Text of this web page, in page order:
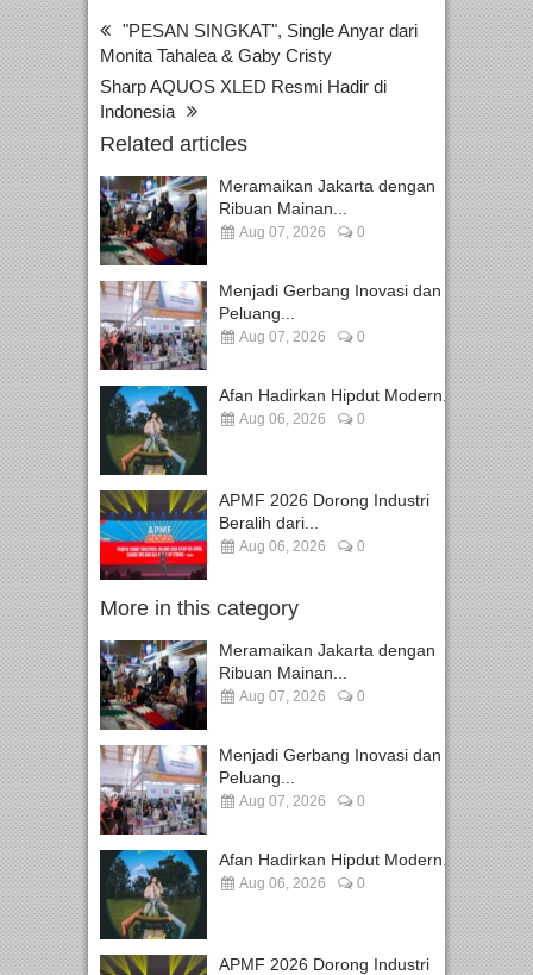
"PESAN SINGKAT", Single Anyar dari
Monita Tahalea & Gaby Cristy
Sharp AQUOS XLED Resmi Hadir di
Indonesia
Related articles
Meramaikan Jakarta dengan
Ribuan Mainan...
Aug 07, 2026 0
Menjadi Gerbang Inovasi dan
Peluang...
Aug 07, 2026 0
Afan Hadirkan Hipdut Modern...
Aug 06, 2026 0
APMF 2026 Dorong Industri
Beralih dari...
Aug 06, 2026 0
More in this category
Meramaikan Jakarta dengan
Ribuan Mainan...
Aug 07, 2026 0
Menjadi Gerbang Inovasi dan
Peluang...
Aug 07, 2026 0
Afan Hadirkan Hipdut Modern...
Aug 06, 2026 0
APMF 2026 Dorong Industri